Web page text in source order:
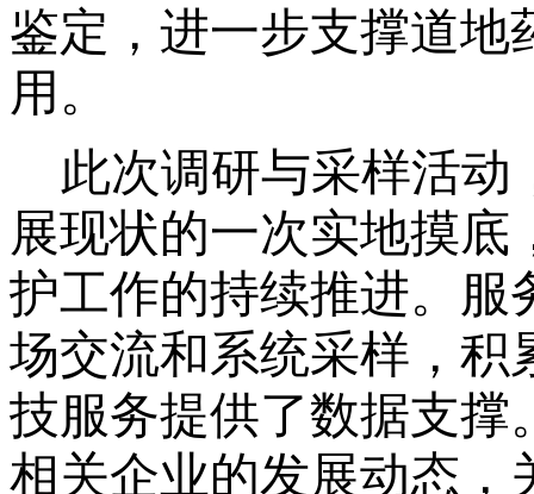
鉴定，进一步支撑道地
用。
此次调研与采样活
展现状的一次实地摸
护工作的持续推进。服
场交流和系统采样，积
技服务提供了数据支撑
相关企业的发展动态，